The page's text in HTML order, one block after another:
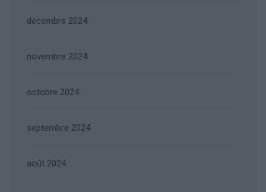
décembre 2024
novembre 2024
octobre 2024
septembre 2024
août 2024